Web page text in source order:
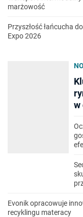
marżowość
Przyszłość łańcucha
Expo 2026
w
Evonik opracowuje
recyklingu materacy